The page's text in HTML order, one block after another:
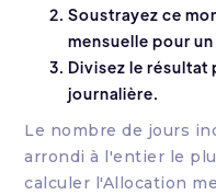
Soustrayez ce
mensuelle pour
Divisez le résultat
journalière.
Le nombre de jours
arrondi à l'entier le
calculer l'Allocation